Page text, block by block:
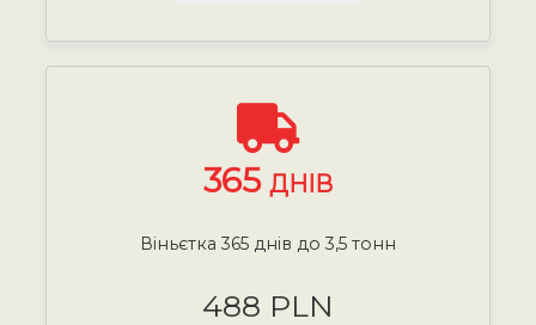
365 ДНІВ
Віньєтка 365 днів до 3,5 тонн
488 PLN